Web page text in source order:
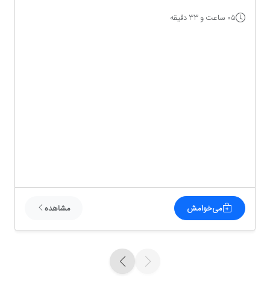
05 ساعت و 33 دقیقه
می‌خوامش مشاهده